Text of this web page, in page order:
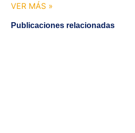
VER MÁS »
Publicaciones relacionadas